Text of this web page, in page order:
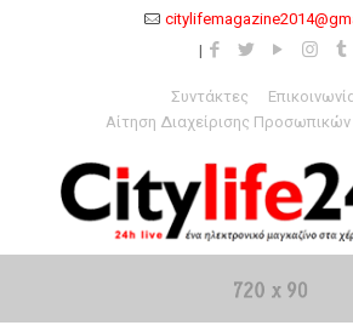
Συντάκτες
Αίτηση Διαχείρισης